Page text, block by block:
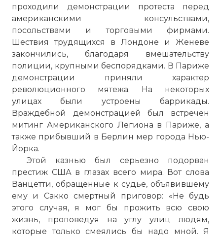
проходили демонстрации протеста перед
американскими консульствами,
посольствами и торговыми фирмами.
Шествия трудящихся в Лондоне и Женеве
закончились, благодаря вмешательству
полиции, крупными беспорядками. В Париже
демонстрации приняли характер
революционного мятежа. На некоторых
улицах были устроены баррикады.
Враждебной демонстрацией был встречен
митинг Американского Легиона в Париже, а
также прибывший в Берлин мер города Нью-
Йорка.
Этой казнью был серьезно подорван
престиж США в глазах всего мира. Вот слова
Ванцетти, обращенные к судье, объявившему
ему и Сакко смертный приговор: «Не будь
этого случая, я мог бы прожить всю свою
жизнь, проповедуя на углу улиц людям,
которые только смеялись бы надо мной. Я